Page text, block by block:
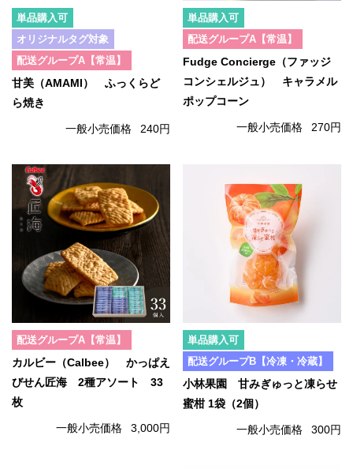
単品購入可
オリジナルタグ対象
配送グループA【常温】
甘美（AMAMI） ふっくらど
ら焼き
一般小売価格 240円
単品購入可
配送グループA【常温】
Fudge Concierge（ファッジ
コンシェルジュ） キャラメル
ポップコーン
一般小売価格 270円
配送グループA【常温】
カルビー（Calbee） かっぱえ
びせん匠海 2種アソート 33
枚
一般小売価格 3,000円
単品購入可
配送グループB【冷凍・冷蔵】
小林果園 甘みぎゅっと凍らせ
蜜柑 1袋（2個）
一般小売価格 300円